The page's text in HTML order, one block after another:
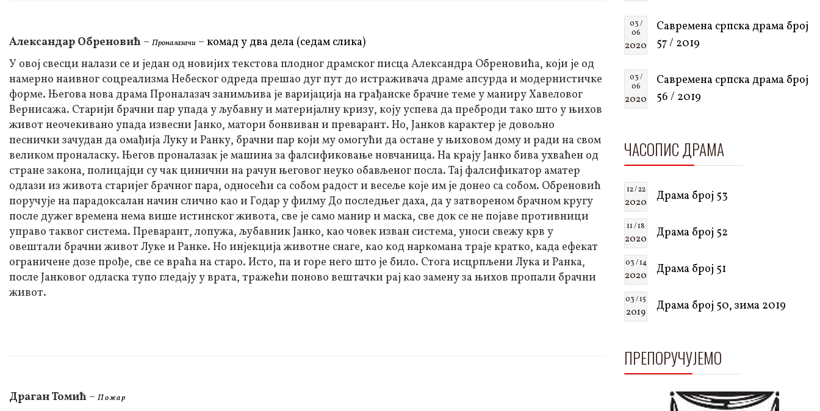
Александар Обреновић – Проналазачи – комад у два дела (седам слика)
У овој свесци налази се и један од новијих текстова плодног драмског писца Александра Обреновића, који је од
намерно наивног соцреализма Небеског одреда прешао дуг пут до истраживача драме апсурда и модернистичке
форме. Његова нова драма Проналазач занимљива је варијација на грађанске брачне теме у маниру Хавеловог
Вернисажа. Старији брачни пар упада у љубавну и материјалну кризу, коју успева да преброди тако што у њихов
живот неочекивано упада извесни Јанко, матори бонвиван и преварант. Но, Јанков карактер је довољно
песнички зачудан да омађија Луку и Ранку, брачни пар који му омогући да остане у њиховом дому и ради на свом
великом проналаску. Његов проналазак је машина за фалсификовање новчаница. На крају Јанко бива ухваћен од
стране закона, полицајци су чак цинични на рачун његовог неуко обављеног посла. Тај фалсификатор аматер
одлази из живота старијег брачног пара, односећи са собом радост и весеље које им је донео са собом. Обреновић
поручује на парадоксалан начин слично као и Годар у филму До последњег даха, да у затвореном брачном кругу
после дужег времена нема више истинског живота, све је само манир и маска, све док се не појаве противници
управо таквог система. Преварант, лопужа, љубавник Јанко, као човек изван система, уноси свежу крв у
овештали брачни живот Луке и Ранке. Но инјекција животне снаге, као код наркомана траје кратко, када ефекат
ограничене дозе прође, све се враћа на старо. Исто, па и горе него што је било. Стога исцрпљени Лука и Ранка,
после Јанковог одласка тупо гледају у врата, тражећи поново вештачки рај као замену за њихов пропали брачни
живот.
Драган Томић – П о ж а р
03 /
06
2020
Савремена српска драма број
57 / 2019
03 /
06
2020
Савремена српска драма број
56 / 2019
ЧАСОПИС ДРАМА
12 / 22
2020 Драма број 53
11 / 18
2020 Драма број 52
03 / 14
2020 Драма број 51
03 / 15
2019 Драма број 50, зима 2019
ПРЕПОРУЧУЈЕМО